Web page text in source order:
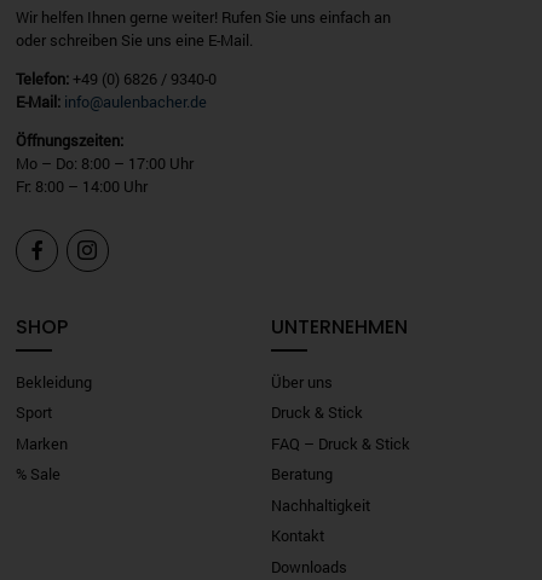
Wir helfen Ihnen gerne weiter! Rufen Sie uns einfach an
oder schreiben Sie uns eine E-Mail.
Telefon:+49 (0) 6826 / 9340-0
E-Mail: info@aulenbacher.de
Öffnungszeiten:
Mo – Do: 8:00 – 17:00 Uhr
Fr: 8:00 – 14:00 Uhr
 
SHOP
Bekleidung
Sport
Marken
% Sale
UNTERNEHMEN
Über uns
Druck & Stick
FAQ – Druck & Stick
Beratung
Nachhaltigkeit
Kontakt
Downloads